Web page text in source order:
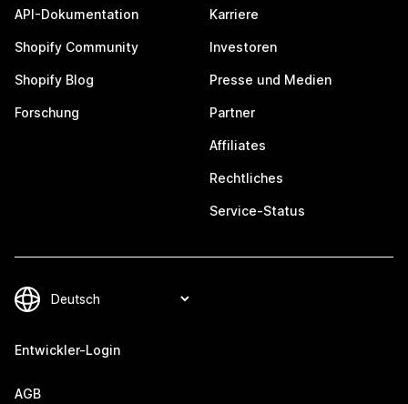
API-Dokumentation
Shopify Community
Shopify Blog
Forschung
Karriere
Investoren
Presse und Medien
Partner
Affiliates
Rechtliches
Service-Status
Entwickler-Login
AGB